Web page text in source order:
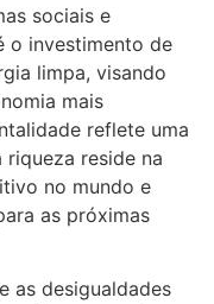
sociais e
o investimento de
limpa, visando
mais
reflete uma
reside na
no mundo e
as próximas
as desigualdades